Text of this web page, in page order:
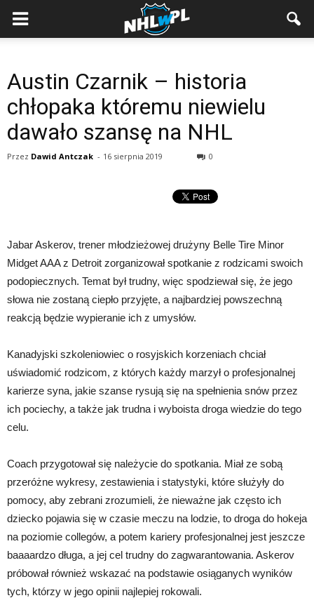
Austin Czarnik – historia
chłopaka któremu niewielu
dawało szansę na NHL
Przez Dawid Antczak - 16 sierpnia 2019 0
Jabar Askerov, trener młodzieżowej drużyny Belle Tire Minor
Midget AAA z Detroit zorganizował spotkanie z rodzicami swoich
podopiecznych. Temat był trudny, więc spodziewał się, że jego
słowa nie zostaną ciepło przyjęte, a najbardziej powszechną
reakcją będzie wypieranie ich z umysłów.
Kanadyjski szkoleniowiec o rosyjskich korzeniach chciał
uświadomić rodzicom, z których każdy marzył o profesjonalnej
karierze syna, jakie szanse rysują się na spełnienia snów przez
ich pociechy, a także jak trudna i wyboista droga wiedzie do tego
celu.
Coach przygotował się należycie do spotkania. Miał ze sobą
przeróżne wykresy, zestawienia i statystyki, które służyły do
pomocy, aby zebrani zrozumieli, że nieważne jak często ich
dziecko pojawia się w czasie meczu na lodzie, to droga do hokeja
na poziomie collegów, a potem kariery profesjonalnej jest jeszcze
baaaardzo długa, a jej cel trudny do zagwarantowania. Askerov
próbował również wskazać na podstawie osiąganych wyników
tych, którzy w jego opinii najlepiej rokowali.